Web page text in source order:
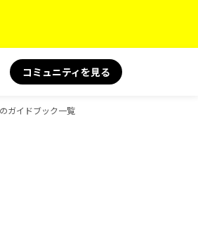
コミュニティを見る
ガイドブック一覧